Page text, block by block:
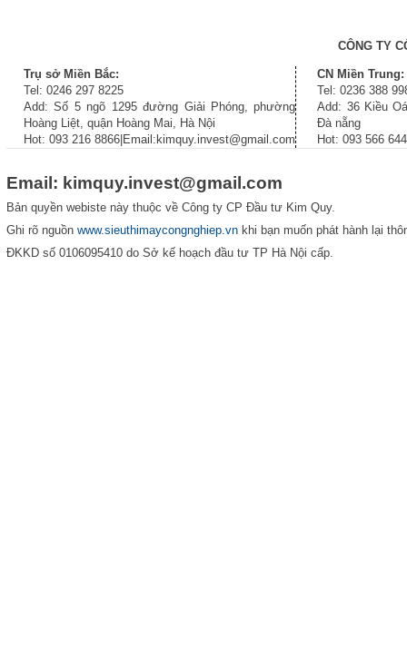
CÔNG TY
Trụ sở Miền Bắc:
Tel: 0246 297 8225
Add: Số 5 ngõ 1295 đường Giải Phóng, phường
Hoàng Liệt, quận Hoàng Mai, Hà Nội
Hot: 093 216 8866|Email:kimquy.invest@gmail.com
CN Miền Trung:
Tel: 0236 388
Add: 36 Kiều
Đà nẵng
Hot: 093 566
Email: kimquy.invest@gmail.com
Bản quyền webiste này thuộc về Công ty CP Đầu tư Kim Quy.
Ghi rõ nguồn www.sieuthimaycongnghiep.vn khi bạn muốn phát hành lại
ĐKKD số 0106095410 do Sở kế hoạch đầu tư TP Hà Nội cấp.